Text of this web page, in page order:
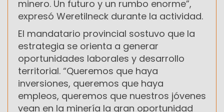
minero. Un futuro y un rumbo enorme”,
expresó Weretilneck durante la actividad.
El mandatario provincial sostuvo que la
estrategia se orienta a generar
oportunidades laborales y desarrollo
territorial. “Queremos que haya
inversiones, queremos que haya
empleos, queremos que nuestros jóvenes
vean en la minería la gran oportunidad